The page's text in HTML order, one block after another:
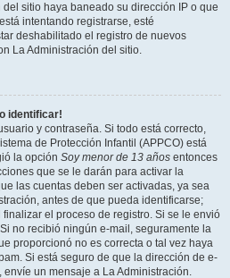
sitio haya baneado su dirección IP o que
intentando registrarse, esté
deshabilitado el registro de nuevos
La Administración del sitio.
identificar!
y contraseña. Si todo está correcto,
de Protección Infantil (APPCO) está
la opción Soy menor de 13 años entonces
que se le darán para activar la
las cuentas deben ser activadas, ya sea
antes de que pueda identificarse;
el proceso de registro. Si se le envió
no recibió ningún e-mail, seguramente la
proporcionó no es correcta o tal vez haya
Si está seguro de que la dirección de e-
un mensaje a La Administración.